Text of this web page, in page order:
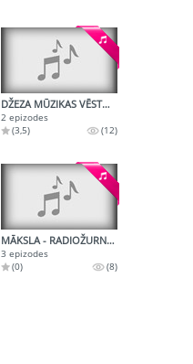
DŽEZA MŪZIKAS VĒSTURE - BLŪZS
2 epizodes
(3,5)
(12)
MĀKSLA - RADIOŽURNĀLS KRIEVU VAL.
3 epizodes
(0)
(8)